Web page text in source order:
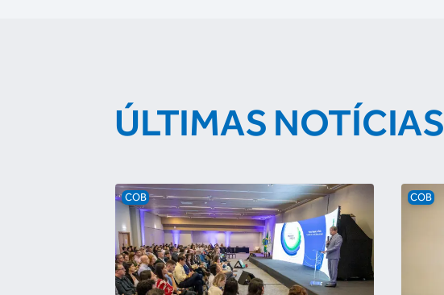
ÚLTIMAS NOTÍCIAS
COB COB